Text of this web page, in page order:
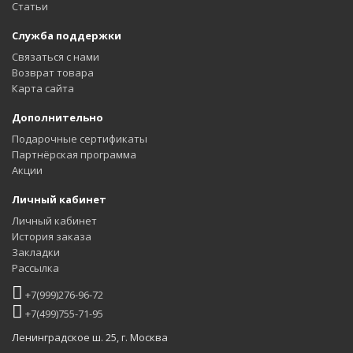
Статьи
Служба поддержки
Связаться с нами
Возврат товара
Карта сайта
Дополнительно
Подарочные сертификаты
Партнёрская программа
Акции
Личный кабинет
Личный кабинет
История заказа
Закладки
Рассылка
+7(999)276-96-72
+7(499)755-71-95
Ленинградское ш. 25, г. Москва